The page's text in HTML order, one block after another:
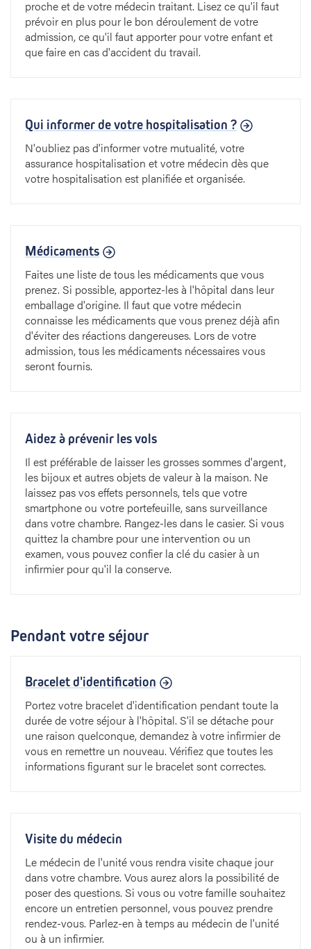
proche et de votre médecin traitant. Lisez ce qu'il faut
prévoir en plus pour le bon déroulement de votre
admission, ce qu'il faut apporter pour votre enfant et
que faire en cas d'accident du travail.
Qui informer de votre hospitalisation ?
N'oubliez pas d'informer votre mutualité, votre
assurance hospitalisation et votre médecin dès que
votre hospitalisation est planifiée et organisée.
Médicaments
Faites une liste de tous les médicaments que vous
prenez. Si possible, apportez-les à l'hôpital dans leur
emballage d'origine. Il faut que votre médecin
connaisse les médicaments que vous prenez déjà afin
d'éviter des réactions dangereuses. Lors de votre
admission, tous les médicaments nécessaires vous
seront fournis.
Aidez à prévenir les vols
Il est préférable de laisser les grosses sommes d'argent,
les bijoux et autres objets de valeur à la maison. Ne
laissez pas vos effets personnels, tels que votre
smartphone ou votre portefeuille, sans surveillance
dans votre chambre. Rangez-les dans le casier. Si vous
quittez la chambre pour une intervention ou un
examen, vous pouvez confier la clé du casier à un
infirmier pour qu'il la conserve.
Pendant votre séjour
Bracelet d'identification
Portez votre bracelet d'identification pendant toute la
durée de votre séjour à l'hôpital. S'il se détache pour
une raison quelconque, demandez à votre infirmier de
vous en remettre un nouveau. Vérifiez que toutes les
informations figurant sur le bracelet sont correctes.
Visite du médecin
Le médecin de l'unité vous rendra visite chaque jour
dans votre chambre. Vous aurez alors la possibilité de
poser des questions. Si vous ou votre famille souhaitez
encore un entretien personnel, vous pouvez prendre
rendez-vous. Parlez-en à temps au médecin de l'unité
ou à un infirmier.